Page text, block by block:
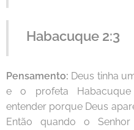
Habacuque 2:3
Pensamento: Deus tinha
e o profeta Habacuque
entender porque Deus
Então quando o